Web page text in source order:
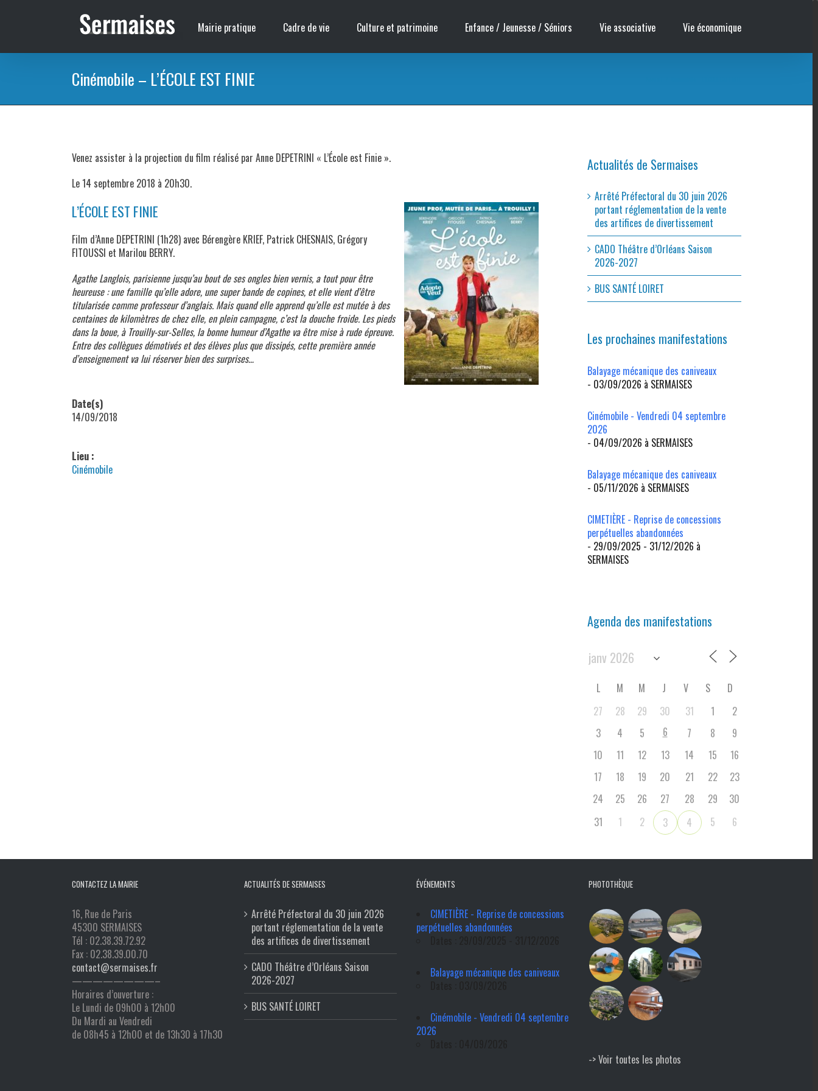
Mairie pratique Cadre de vie Culture et patrimoine Enfance / Jeunesse / Séniors Vie associative Vie économique
Cinémobile – L’ÉCOLE EST FINIE
Venez assister à la projection du film réalisé par Anne DEPETRINI « L’École est Finie ».
Le 14 septembre 2018 à 20h30.
L’ÉCOLE EST FINIE
Film d’Anne DEPETRINI (1h28) avec Bérengère KRIEF, Patrick CHESNAIS, Grégory
FITOUSSI et Marilou BERRY.
Agathe Langlois, parisienne jusqu’au bout de ses ongles bien vernis, a tout pour être
heureuse : une famille qu’elle adore, une super bande de copines, et elle vient d’être
titularisée comme professeur d’anglais. Mais quand elle apprend qu’elle est mutée à des
centaines de kilomètres de chez elle, en plein campagne, c’est la douche froide. Les pieds
dans la boue, à Trouilly-sur-Selles, la bonne humeur d’Agathe va être mise à rude épreuve.
Entre des collègues démotivés et des élèves plus que dissipés, cette première année
d’enseignement va lui réserver bien des surprises…
Date(s)
14/09/2018
Lieu :
Cinémobile
Actualités de Sermaises
Arrêté Préfectoral du 30 juin 2026
portant réglementation de la vente
des artifices de divertissement
CADO Théâtre d’Orléans Saison
2026-2027
BUS SANTÉ LOIRET
Les prochaines manifestations
Balayage mécanique des caniveaux
- 03/09/2026 à SERMAISES
Cinémobile - Vendredi 04 septembre
2026
- 04/09/2026 à SERMAISES
Balayage mécanique des caniveaux
- 05/11/2026 à SERMAISES
CIMETIÈRE - Reprise de concessions
perpétuelles abandonnées
- 29/09/2025 - 31/12/2026 à
SERMAISES
Agenda des manifestations
L M M J V S
D
27
28 29 30 31 1
2
3
4 5 6 7 8
9
10
11 12 13 14 15
16
17
18 19 20 21 22
23
24
25 26 27 28 29
30
31
1 2 3 4 5 6
CONTACTEZ LA MAIRIE
16, Rue de Paris
45300 SERMAISES
Tél : 02.38.39.72.92
Fax : 02.38.39.00.70
contact@sermaises.fr
————————–
Horaires d’ouverture :
Le Lundi de 09h00 à 12h00
Du Mardi au Vendredi
de 08h45 à 12h00 et de 13h30 à 17h30
ACTUALITÉS DE SERMAISES
Arrêté Préfectoral du 30 juin 2026
portant réglementation de la vente
des artifices de divertissement
CADO Théâtre d’Orléans Saison
2026-2027
BUS SANTÉ LOIRET
ÉVÉNEMENTS
CIMETIÈRE - Reprise de concessions
perpétuelles abandonnées
Balayage mécanique des caniveaux
Cinémobile - Vendredi 04 septembre
2026
PHOTOTHÈQUE
-> Voir toutes les photos